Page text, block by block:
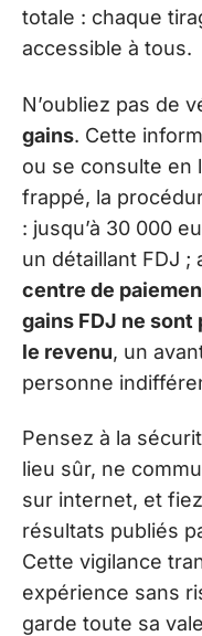
totale : chaque
accessible à tous.
N’oubliez pas de
gains. Cette
ou se consulte en
frappé, la
: jusqu’à 30 000
un détaillant FDJ ;
centre de
gains FDJ ne sont
le revenu, un
personne
Pensez à la
lieu sûr, ne
sur internet, et
résultats publiés
Cette vigilance
expérience sans
garde toute sa